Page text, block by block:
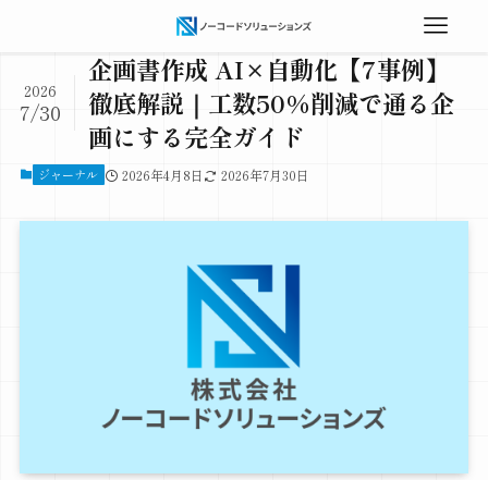
企画書作成 AI×自動化【7事例】
徹底解説｜工数50%削減で通る企
画にする完全ガイド
2026
7/30
ジャーナル 2026年4月8日 2026年7月30日